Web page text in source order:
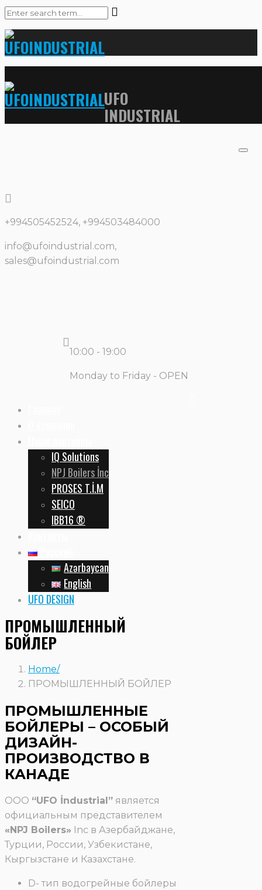
UFO
INDUSTRIAL
+994505452524, +994503484000
info@ufoindustrial.com,
sales@ufoindustrial.com
10:00 - 19:00
Monday to Friday - OPEN
IQ Solutions
NPJ Boilers İnc
PROSES T.İ.M
SEICO
IBB16 ®
Azərbaycan
English
UFO DESIGN
ПРОМЫШЛЕННЫЙ
БОЙЛЕР
Home
ПРОМЫШЛЕННЫЙ БОЙЛЕР
ПРОМЫШЛЕННЫЕ
БОЙЛЕРЫ – ОСОБЫЙ
ДИЗАЙН-
ПРОИЗВОДСТВО В
КАНАДЕ
ООО “UFO İndustrial” является
официальным представителем
«NPJ Boilers» Inc в Азербайджане,
Турции, России, Узбекистане,
Кыргызстане и Казахстане.
D- тип водогрейные бойлеры